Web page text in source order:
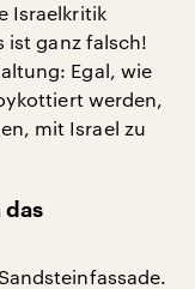
Israelkritik
ist ganz falsch!
Egal, wie
werden,
mit Israel zu
das